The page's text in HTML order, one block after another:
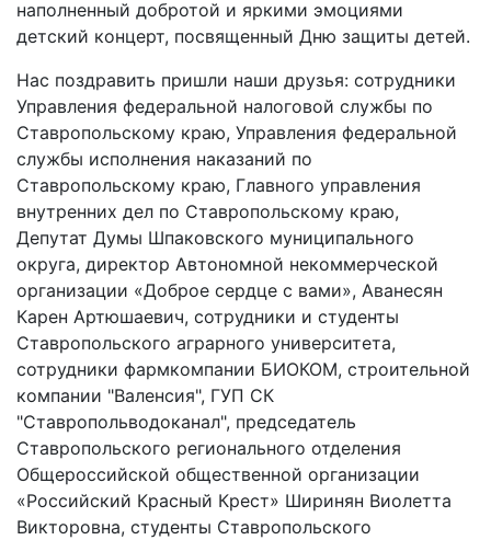
наполненный добротой и яркими эмоциями
детский концерт, посвященный Дню защиты детей.
Нас поздравить пришли наши друзья: сотрудники
Управления федеральной налоговой службы по
Ставропольскому краю, Управления федеральной
службы исполнения наказаний по
Ставропольскому краю, Главного управления
внутренних дел по Ставропольскому краю,
Депутат Думы Шпаковского муниципального
округа, директор Автономной некоммерческой
организации «Доброе сердце с вами», Аванесян
Карен Артюшаевич, сотрудники и студенты
Ставропольского аграрного университета,
сотрудники фармкомпании БИОКОМ, строительной
компании "Валенсия", ГУП СК
"Ставропольводоканал", председатель
Ставропольского регионального отделения
Общероссийской общественной организации
«Российский Красный Крест» Ширинян Виолетта
Викторовна, студенты Ставропольского